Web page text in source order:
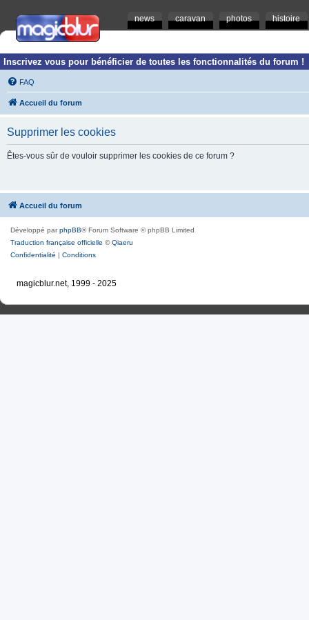
news caravan photos histoire
Inscrivez vous pour bénéficier de toutes les fonctionnalités du forum !
FAQ
Accueil du forum
Supprimer les cookies
Êtes-vous sûr de vouloir supprimer les cookies de ce forum ?
Accueil du forum
Développé parphpBB® Forum Software © phpBB Limited
Traduction française officielle ©Qiaeru
Confidentialité | Conditions
magicblur.net, 1999 - 2025